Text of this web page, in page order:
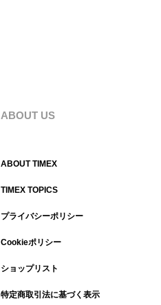
ABOUT US
ABOUT TIMEX
TIMEX TOPICS
プライバシーポリシー
Cookieポリシー
ショップリスト
特定商取引法に基づく表示